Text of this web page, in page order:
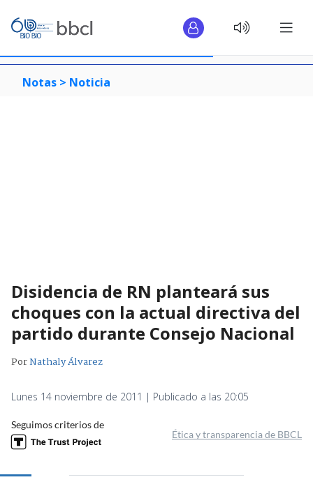
Notas > Noticia
Disidencia de RN planteará sus
choques con la actual directiva del
partido durante Consejo Nacional
PorNathaly Álvarez
Lunes 14 noviembre de 2011 | Publicado a las 20:05
Seguimos criterios de
Ética y transparencia de BBCL